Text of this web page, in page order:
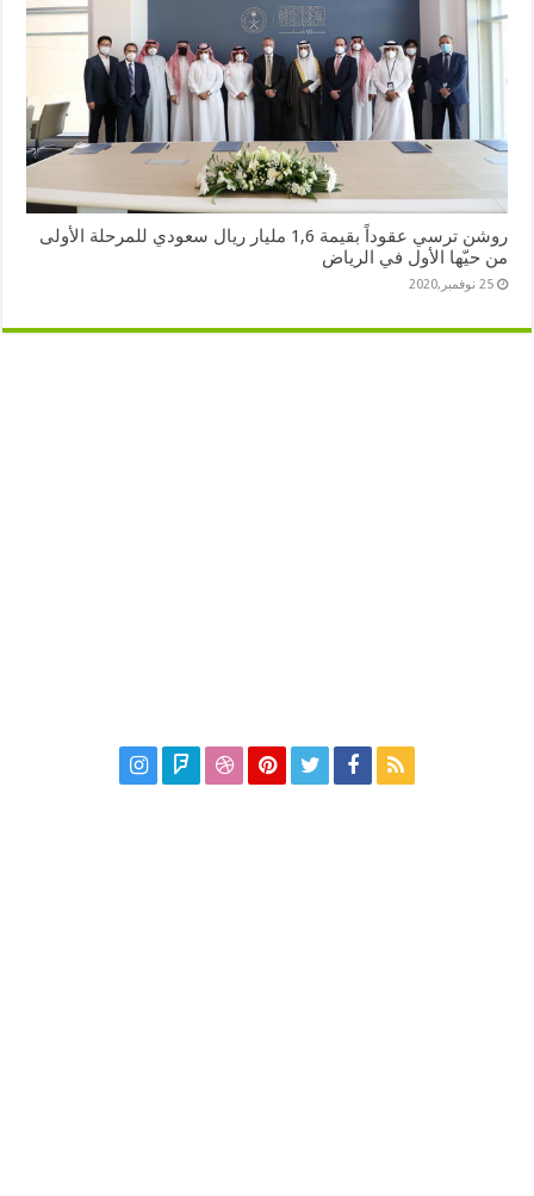
روشن ترسي عقوداً بقيمة 1,6 مليار ريال سعودي للمرحلة الأولى
من حيّها الأول في الرياض
25 نوفمبر,2020